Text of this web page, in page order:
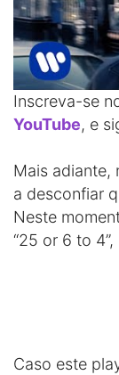
Inscreva-se
YouTube, e
Mais adiante,
a desconfiar
Neste
“25 or 6 to
Caso este